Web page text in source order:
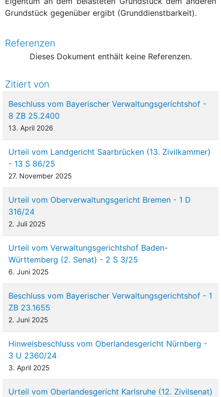
Grundstück gegenüber ergibt (Grunddienstbarkeit).
Referenzen
Dieses Dokument enthält keine Referenzen.
Zitiert von
Beschluss vom Bayerischer Verwaltungsgerichtshof -
8 ZB 25.2400
13. April 2026
Urteil vom Landgericht Saarbrücken (13. Zivilkammer)
- 13 S 86/25
27. November 2025
Urteil vom Oberverwaltungsgericht Bremen - 1 D
316/24
2. Juli 2025
Urteil vom Verwaltungsgerichtshof Baden-
Württemberg (2. Senat) - 2 S 3/25
6. Juni 2025
Beschluss vom Bayerischer Verwaltungsgerichtshof - 1
ZB 23.1655
2. Juni 2025
Hinweisbeschluss vom Oberlandesgericht Nürnberg -
3 U 2360/24
3. April 2025
Urteil vom Oberlandesgericht Karlsruhe (12. Zivilsenat)